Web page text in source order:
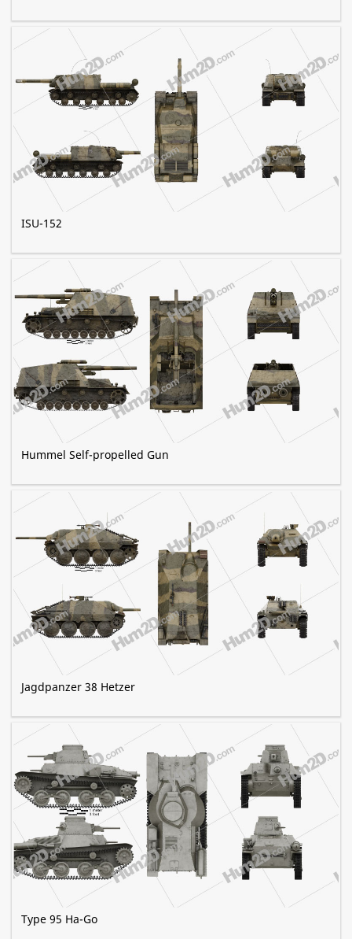
ISU-152
Hummel Self-propelled Gun
Jagdpanzer 38 Hetzer
Type 95 Ha-Go